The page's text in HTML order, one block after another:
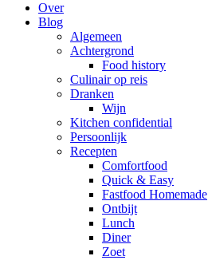
Over
Blog
Algemeen
Achtergrond
Food history
Culinair op reis
Dranken
Wijn
Kitchen confidential
Persoonlijk
Recepten
Comfortfood
Quick & Easy
Fastfood Homemade
Ontbijt
Lunch
Diner
Zoet